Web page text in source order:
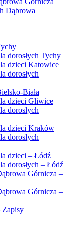
Dąbrowa
dorosłych Tychy
dzieci Katowice
dorosłych
Biała
dzieci Gliwice
dorosłych
dzieci Kraków
dorosłych
dzieci – Łódź
dorosłych – Łódź
Górnicza –
Górnicza –
Zapisy